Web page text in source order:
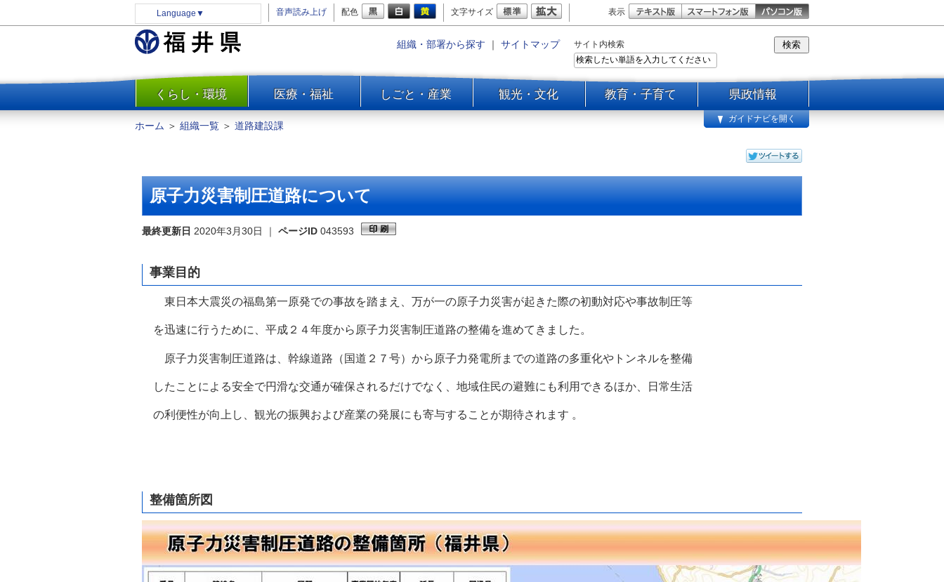
Language ▼ 音声読み上げ 配色 文字サイズ 表示
組織・部署から探す ｜ サイトマップ サイト内検索
一覧
くらし・環境 医療・福祉 しごと・産業 観光・文化 教育・子育て 県政情報
防災
水道・エネルギー
住まい・土地
環境問題・廃棄物対策・リサ
イクル
交通・道路
河川・砂防・港湾
自然
ホーム ＞ 組織一覧 ＞ 道路建設課
ガイドナビを開く
原子力災害制圧道路について
最終更新日 2020年3月30日 ｜ ページID 043593
事業目的
東日本大震災の福島第一原発での事故を踏まえ、万が一の原子力災害が起きた際の初動対応や事故制圧等
を迅速に行うために、 平成２４年度から原子力災害制圧道路の整備を進めてきました。
原子力災害制圧道路は、幹線道路（国道２７号）から原子力発電所までの道路の多重化やトンネルを整備
した こと による安全で円滑な交通が確保されるだけでなく、地域住民の避難にも利用できるほか、日常生活
の利便性が向上 し、観光の振興および産業の発展にも寄与することが期待されます 。
整備箇所図